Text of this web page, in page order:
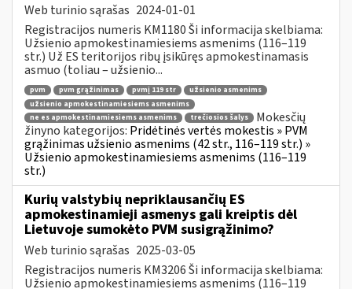
Web turinio sąrašas 2024-01-01
Registracijos numeris KM1180 Ši informacija skelbiama:
Užsienio apmokestinamiesiems asmenims (116–119
str.) Už ES teritorijos ribų įsikūręs apmokestinamasis
asmuo (toliau – užsienio...
pvm pvm grąžinimas pvmį 119 str
užsienio asmenims
užsienio apmokestinamiesiems asmenims
ne es apmokestinamiesiems asmenims
trečiosios šalys
Mokesčių
žinyno kategorijos: Pridėtinės vertės mokestis » PVM
grąžinimas užsienio asmenims (42 str., 116–119 str.) »
Užsienio apmokestinamiesiems asmenims (116–119
str.)
Kurių valstybių nepriklausančių ES
apmokestinamieji asmenys gali kreiptis dėl
Lietuvoje sumokėto PVM susigrąžinimo?
Web turinio sąrašas 2025-03-05
Registracijos numeris KM3206 Ši informacija skelbiama:
Užsienio apmokestinamiesiems asmenims (116–119